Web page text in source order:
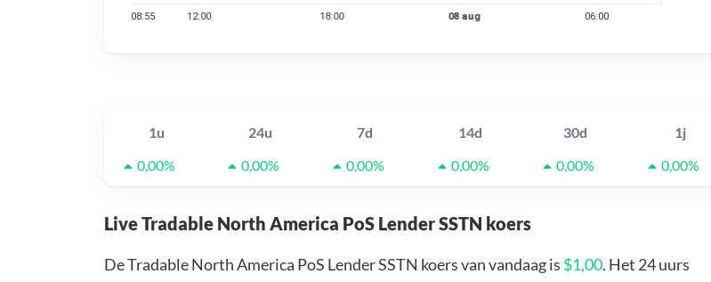
1u 24u 7d 14d 30d
1j
0,00%
0,00% 0,00% 0,00% 0,00% 0,00%
Live Tradable North America PoS Lender SSTN koers
De Tradable North America PoS Lender SSTN koers van vandaag is $1,00. Het 24 uurs